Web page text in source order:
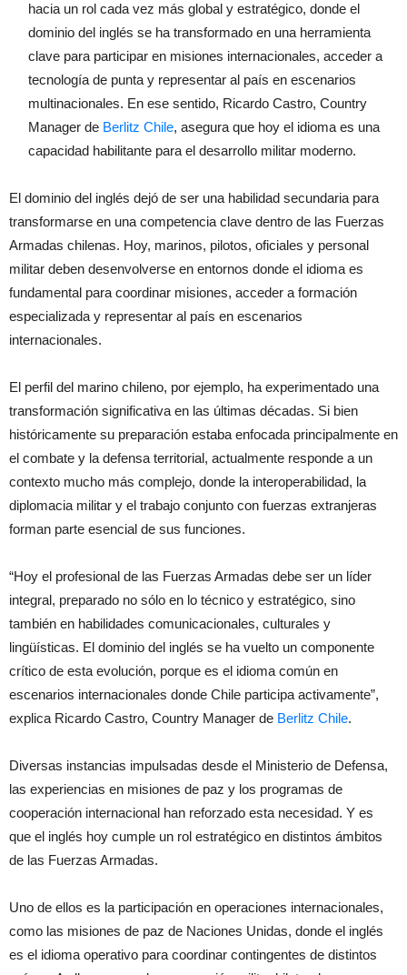
hacia un rol cada vez más global y estratégico, donde el
dominio del inglés se ha transformado en una herramienta
clave para participar en misiones internacionales, acceder a
tecnología de punta y representar al país en escenarios
multinacionales. En ese sentido, Ricardo Castro, Country
Manager de Berlitz Chile, asegura que hoy el idioma es una
capacidad habilitante para el desarrollo militar moderno.
El dominio del inglés dejó de ser una habilidad secundaria para
transformarse en una competencia clave dentro de las Fuerzas
Armadas chilenas. Hoy, marinos, pilotos, oficiales y personal
militar deben desenvolverse en entornos donde el idioma es
fundamental para coordinar misiones, acceder a formación
especializada y representar al país en escenarios
internacionales.
El perfil del marino chileno, por ejemplo, ha experimentado una
transformación significativa en las últimas décadas. Si bien
históricamente su preparación estaba enfocada principalmente en
el combate y la defensa territorial, actualmente responde a un
contexto mucho más complejo, donde la interoperabilidad, la
diplomacia militar y el trabajo conjunto con fuerzas extranjeras
forman parte esencial de sus funciones.
“Hoy el profesional de las Fuerzas Armadas debe ser un líder
integral, preparado no sólo en lo técnico y estratégico, sino
también en habilidades comunicacionales, culturales y
lingüísticas. El dominio del inglés se ha vuelto un componente
crítico de esta evolución, porque es el idioma común en
escenarios internacionales donde Chile participa activamente”,
explica Ricardo Castro, Country Manager de Berlitz Chile.
Diversas instancias impulsadas desde el Ministerio de Defensa,
las experiencias en misiones de paz y los programas de
cooperación internacional han reforzado esta necesidad. Y es
que el inglés hoy cumple un rol estratégico en distintos ámbitos
de las Fuerzas Armadas.
Uno de ellos es la participación en operaciones internacionales,
como las misiones de paz de Naciones Unidas, donde el inglés
es el idioma operativo para coordinar contingentes de distintos